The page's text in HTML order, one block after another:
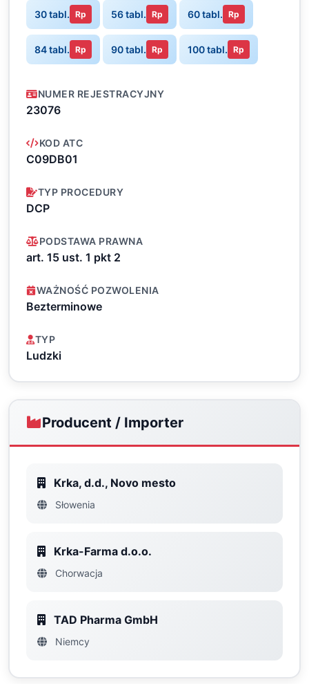
30 tabl. Rp 56 tabl. Rp 60 tabl. Rp
84 tabl. Rp 90 tabl. Rp 100 tabl. Rp
NUMER REJESTRACYJNY
23076
KOD ATC
C09DB01
TYP PROCEDURY
DCP
PODSTAWA PRAWNA
art. 15 ust. 1 pkt 2
WAŻNOŚĆ POZWOLENIA
Bezterminowe
TYP
Ludzki
Producent / Importer
Krka, d.d., Novo mesto
Słowenia
Krka-Farma d.o.o.
Chorwacja
TAD Pharma GmbH
Niemcy